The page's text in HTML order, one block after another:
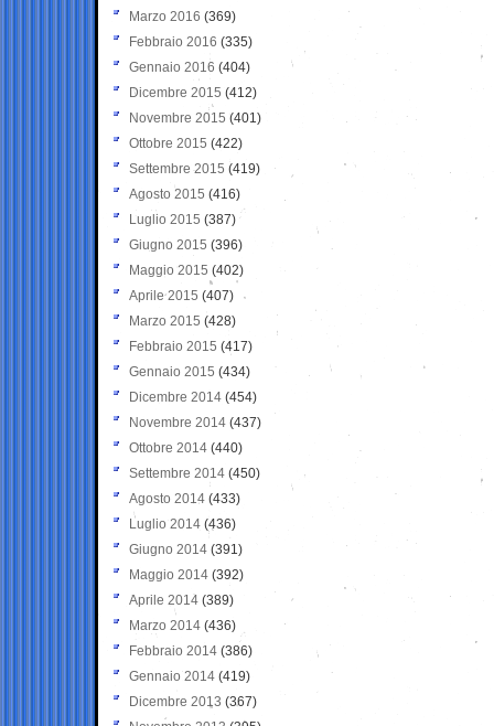
Marzo 2016 (369)
Febbraio 2016 (335)
Gennaio 2016 (404)
Dicembre 2015 (412)
Novembre 2015 (401)
Ottobre 2015 (422)
Settembre 2015 (419)
Agosto 2015 (416)
Luglio 2015 (387)
Giugno 2015 (396)
Maggio 2015 (402)
Aprile 2015 (407)
Marzo 2015 (428)
Febbraio 2015 (417)
Gennaio 2015 (434)
Dicembre 2014 (454)
Novembre 2014 (437)
Ottobre 2014 (440)
Settembre 2014 (450)
Agosto 2014 (433)
Luglio 2014 (436)
Giugno 2014 (391)
Maggio 2014 (392)
Aprile 2014 (389)
Marzo 2014 (436)
Febbraio 2014 (386)
Gennaio 2014 (419)
Dicembre 2013 (367)